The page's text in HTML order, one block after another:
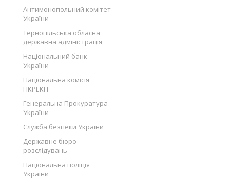
Антимонопольний комітет
України
Тернопільська обласна
державна адміністрація
Національний банк
України
Національна комісія
НКРЕКП
Генеральна Прокуратура
України
Служба безпеки України
Державне бюро
розслідувань
Національна поліція
України